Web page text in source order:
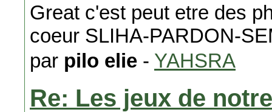
Great c'est peut etre des
coeur SLIHA-PARDON-
par pilo elie - YAHSRA
Re: Les jeux de